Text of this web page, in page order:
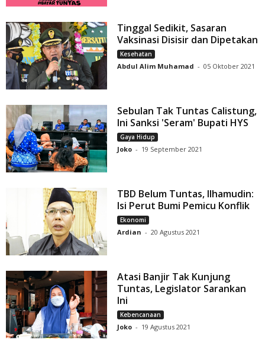
Tinggal Sedikit, Sasaran
Vaksinasi Disisir dan Dipetakan
Kesehatan
Abdul Alim Muhamad - 05 Oktober 2021
Sebulan Tak Tuntas Calistung,
Ini Sanksi 'Seram' Bupati HYS
Gaya Hidup
Joko - 19 September 2021
TBD Belum Tuntas, Ilhamudin:
Isi Perut Bumi Pemicu Konflik
Ekonomi
Ardian - 20 Agustus 2021
Atasi Banjir Tak Kunjung
Tuntas, Legislator Sarankan
Ini
Kebencanaan
Joko - 19 Agustus 2021